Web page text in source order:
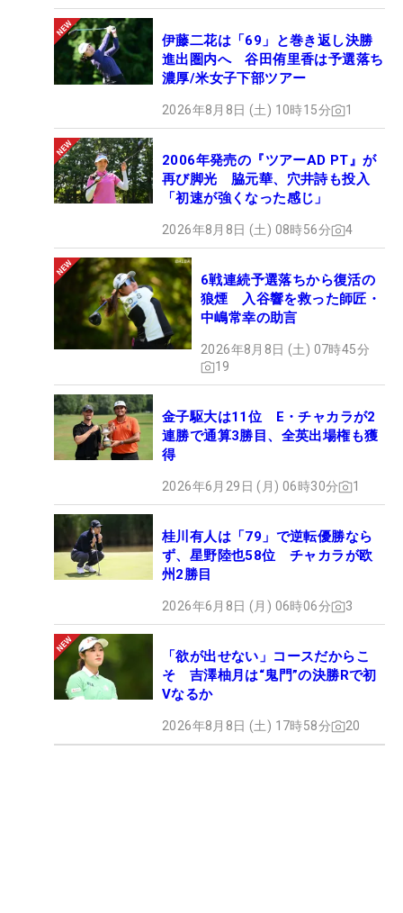
伊藤二花は「69」と巻き返し決勝
進出圏内へ 谷田侑里香は予選落ち
濃厚/米女子下部ツアー
2026年8月8日 (土) 10時15分 1
2006年発売の『ツアーAD PT』が
再び脚光 脇元華、穴井詩も投入
「初速が強くなった感じ」
2026年8月8日 (土) 08時56分 4
6戦連続予選落ちから復活の
狼煙 入谷響を救った師匠・
中嶋常幸の助言
2026年8月8日 (土) 07時45分
19
金子駆大は11位 E・チャカラが2
連勝で通算3勝目、全英出場権も獲
得
2026年6月29日 (月) 06時30分 1
桂川有人は「79」で逆転優勝なら
ず、星野陸也58位 チャカラが欧
州2勝目
2026年6月8日 (月) 06時06分 3
「欲が出せない」コースだからこ
そ 吉澤柚月は“鬼門”の決勝Rで初
Vなるか
2026年8月8日 (土) 17時58分 20